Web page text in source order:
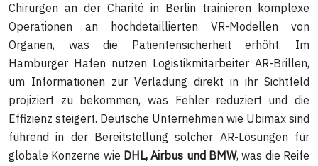
Chirurgen an der Charité in Berlin trainieren komplexe
Operationen an hochdetaillierten VR-Modellen von
Organen, was die Patientensicherheit erhöht. Im
Hamburger Hafen nutzen Logistikmitarbeiter AR-Brillen,
um Informationen zur Verladung direkt in ihr Sichtfeld
projiziert zu bekommen, was Fehler reduziert und die
Effizienz steigert. Deutsche Unternehmen wie Ubimax sind
führend in der Bereitstellung solcher AR-Lösungen für
globale Konzerne wie DHL, Airbus und BMW, was die Reife